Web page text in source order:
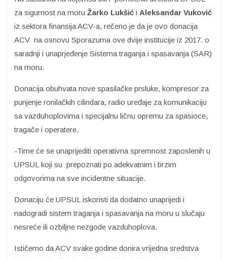
za sigurnost na moru Žarko Lukšić i Aleksandar Vuković
iz sektora finansija ACV-a, rečeno je da je ovo donacija
ACV na osnovu Sporazuma ove dvije institucije iz 2017. o
saradnji i unaprjeđenje Sistema traganja i spasavanja (SAR)
na moru.
Donacija obuhvata nove spasilačke prsluke, kompresor za
punjenje ronilačkih cilindara, radio uređaje za komunikaciju
sa vazduhoplovima i specijalnu ličnu opremu za spasioce,
tragače i operatere.
-Time će se unaprijediti operativna spremnost zaposlenih u
UPSUL koji su prepoznati po adekvatnim i brzim
odgovorima na sve incidentne situacije.
Donaciju će UPSUL iskoristi da dodatno unaprijedi i
nadogradi sistem traganja i spasavanja na moru u slučaju
nesreće ili ozbiljne nezgode vazduhoplova.
Ističemo da ACV svake godine donira vrijedna sredstva